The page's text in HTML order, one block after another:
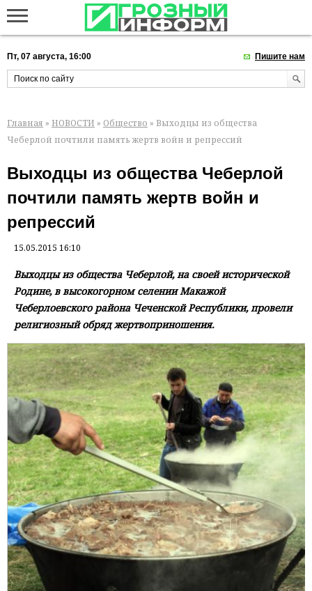
Пт, 07 августа, 16:00 Пишите нам
Главная » НОВОСТИ » Общество » Выходцы из общества
Чеберлой почтили память жертв войн и репрессий
Выходцы из общества Чеберлой
почтили память жертв войн и
репрессий
15.05.2015 16:10
Выходцы из общества Чеберлой, на своей исторической
Родине, в высокогорном селении Макажой
Чеберлоевского района Чеченской Республики, провели
религиозный обряд жертвоприношения.